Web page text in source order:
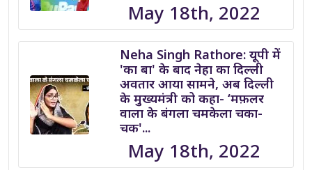
May 18th, 2022
Neha Singh Rathore: यूपी में
'का बा' के बाद नेहा का दिल्ली
अवतार आया सामने, अब दिल्ली
के मुख्यमंत्री को कहा- ‘मफ़लर
वाला के बंगला चमकेला चका-
चक'...
May 18th, 2022